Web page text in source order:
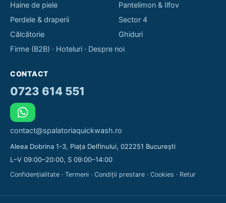
Haine de piele
Perdele & draperii
Călcătorie
Pantelimon & Ilfov
Sector 4
Ghiduri
Firme (B2B) · Hoteluri · Despre noi
CONTACT
0723 614 551
contact@spalatoriaquickwash.ro
Aleea Dobrina 1-3, Piața Delfinului, 022251 București
L–V 09:00–20:00, S 09:00–14:00
Confidențialitate · Termeni · Condiții prestare · Cookies · Retur